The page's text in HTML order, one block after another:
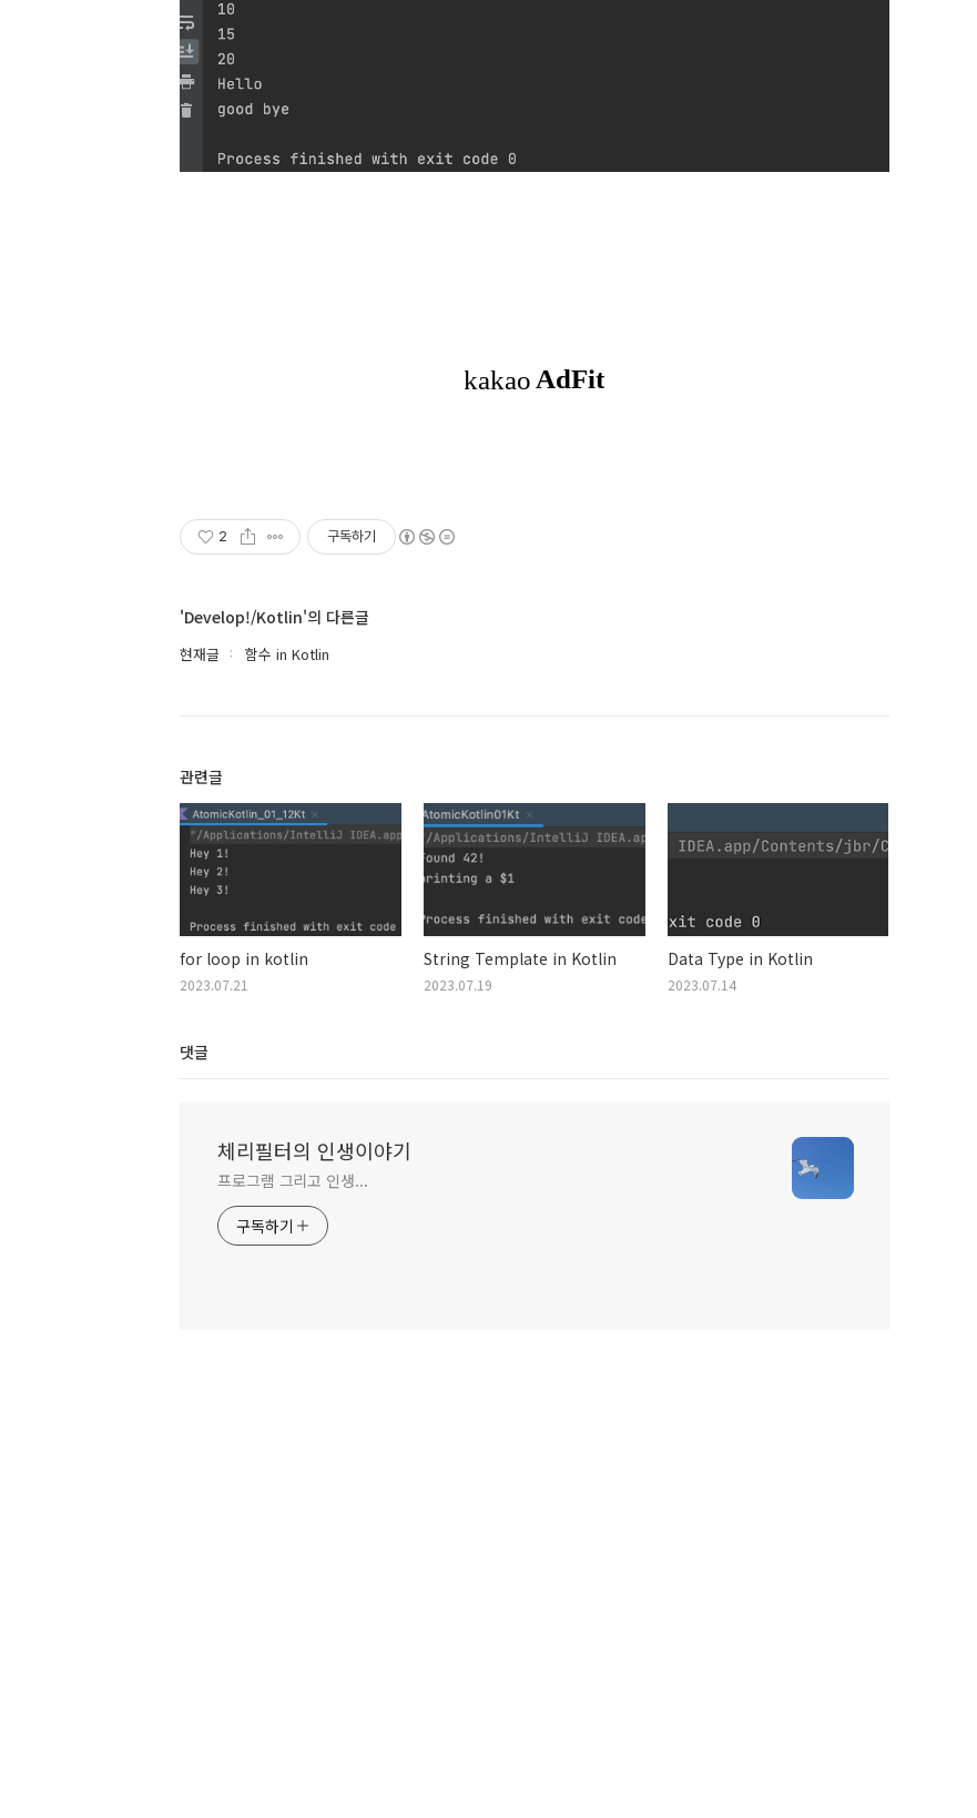
2 구독하기
'Develop!/Kotlin'의 다른글
현재글 함수 in Kotlin
관련글
for loop in kotlin
2023.07.21
String Template in Kotlin
2023.07.19
Data Type in Kotlin
2023.07.14
댓글
체리필터의 인생이야기
프로그램 그리고 인생...
구독하기